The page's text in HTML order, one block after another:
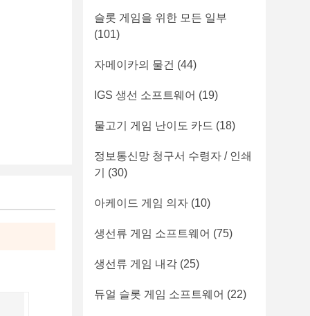
슬롯 게임을 위한 모든 일부
(101)
자메이카의 물건 (44)
IGS 생선 소프트웨어 (19)
물고기 게임 난이도 카드 (18)
정보통신망 청구서 수령자 / 인쇄
기
(30)
아케이드 게임 의자 (10)
생선류 게임 소프트웨어 (75)
생선류 게임 내각 (25)
듀얼 슬롯 게임 소프트웨어 (22)